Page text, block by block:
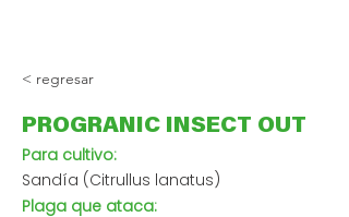
< regresar
PROGRANIC INSECT OUT
Para cultivo:
Sandía (Citrullus lanatus)
Plaga que ataca: